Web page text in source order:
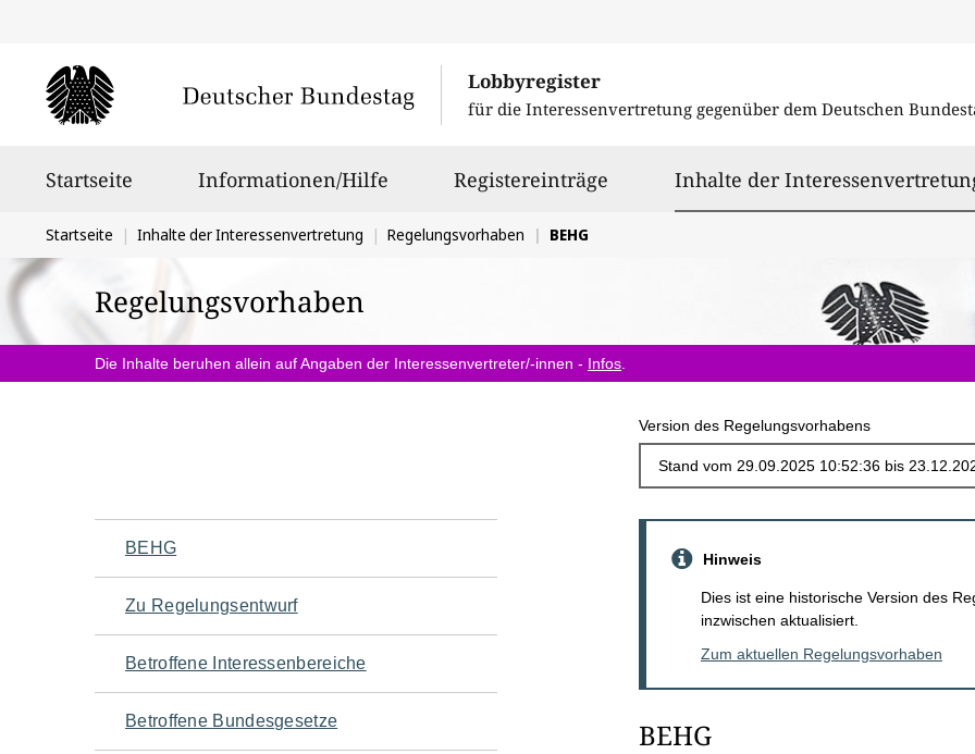
Lobbyregister
für die Interessenvertretung gegenüber dem Deutschen
Startseite Informationen/Hilfe Registereinträge Inhalte der
Sie
befinden
sich
hier:
Startseite Inhalte der Interessenvertretung Regelungsvorhaben BEHG
Regelungsvorhaben
Die Inhalte beruhen allein auf Angaben der Interessenvertreter/-innen - Infos
Version des Regelungsvorhabens
Navigation
für
den
Seiteninhalt
BEHG
Zu Regelungsentwurf
Betroffene Interessenbereiche
Betroffene Bundesgesetze
Hinweis
Dies ist eine historische Version des
inzwischen aktualisiert.
Zum aktuellen Regelungsvorhaben
BEHG